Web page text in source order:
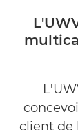
Études de
client de